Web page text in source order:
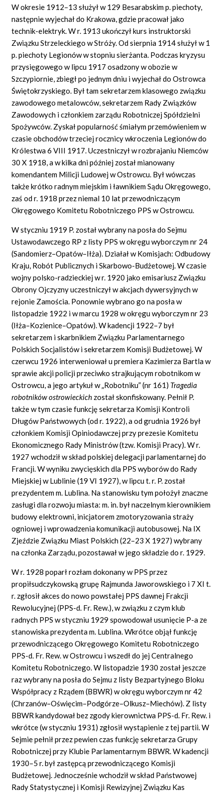
W okresie 1912–13 służył w 129 Besarabskim p. piechoty,
następnie wyjechał do Krakowa, gdzie pracował jako
technik-elektryk. W r. 1913 ukończył kurs instruktorski
Związku Strzeleckiego w Stróży. Od sierpnia 1914 służył w 1
p. piechoty Legionów w stopniu sierżanta. Podczas kryzysu
przysięgowego w lipcu 1917 osadzony w obozie w
Szczypiornie, zbiegł po jednym dniu i wyjechał do Ostrowca
Świętokrzyskiego. Był tam sekretarzem klasowego związku
zawodowego metalowców, sekretarzem Rady Związków
Zawodowych i członkiem zarządu Robotniczej Spółdzielni
Spożywców. Zyskał popularność śmiałym przemówieniem w
czasie obchodów trzeciej rocznicy wkroczenia Legionów do
Królestwa 6 VIII 1917. Uczestniczył w rozbrajaniu Niemców
30 X 1918, a w kilka dni później został mianowany
komendantem Milicji Ludowej w Ostrowcu. Był wówczas
także krótko radnym miejskim i ławnikiem Sądu Okręgowego,
zaś od r. 1918 przez niemal 10 lat przewodniczącym
Okręgowego Komitetu Robotniczego PPS w Ostrowcu.
W styczniu 1919 P. został wybrany na posła do Sejmu
Ustawodawczego RP z listy PPS w okręgu wyborczym nr 24
(Sandomierz–Opatów–Iłża). Działał w Komisjach: Odbudowy
Kraju, Robót Publicznych i Skarbowo-Budżetowej. W czasie
wojny polsko-radzieckiej w r. 1920 jako emisariusz Związku
Obrony Ojczyzny uczestniczył w akcjach dywersyjnych w
rejonie Zamościa. Ponownie wybrano go na posła w
listopadzie 1922 i w marcu 1928 w okręgu wyborczym nr 23
(Iłża–Kozienice–Opatów). W kadencji 1922–7 był
sekretarzem i skarbnikiem Związku Parlamentarnego
Polskich Socjalistów i sekretarzem Komisji Budżetowej. W
czerwcu 1926 interweniował u premiera Kazimierza Bartla w
sprawie akcji policji przeciwko strajkującym robotnikom w
Ostrowcu, a jego artykuł w „Robotniku” (nr 161) Tragedia
robotników ostrowieckich został skonfiskowany. Pełnił P.
także w tym czasie funkcję sekretarza Komisji Kontroli
Długów Państwowych (od r. 1922), a od grudnia 1926 był
członkiem Komisji Opiniodawczej przy prezesie Komitetu
Ekonomicznego Rady Ministrów (tzw. Komisji Pracy). W r.
1927 wchodził w skład polskiej delegacji parlamentarnej do
Francji. W wyniku zwycięskich dla PPS wyborów do Rady
Miejskiej w Lublinie (19 VI 1927), w lipcu t. r. P. został
prezydentem m. Lublina. Na stanowisku tym położył znaczne
zasługi dla rozwoju miasta: m. in. był naczelnym kierownikiem
budowy elektrowni, inicjatorem zmotoryzowania straży
ogniowej i wprowadzenia komunikacji autobusowej. Na IX
Zjeździe Związku Miast Polskich (22–23 X 1927) wybrany
na członka Zarządu, pozostawał w jego składzie do r. 1929.
W r. 1928 poparł rozłam dokonany w PPS przez
propiłsudczykowską grupę Rajmunda Jaworowskiego i 7 XI t.
r. zgłosił akces do nowo powstałej PPS dawnej Frakcji
Rewolucyjnej (PPS-d. Fr. Rew.), w związku z czym klub
radnych PPS w styczniu 1929 spowodował usunięcie P-a ze
stanowiska prezydenta m. Lublina. Wkrótce objął funkcję
przewodniczącego Okręgowego Komitetu Robotniczego
PPS-d. Fr. Rew. w Ostrowcu i wszedł do jej Centralnego
Komitetu Robotniczego. W listopadzie 1930 został jeszcze
raz wybrany na posła do Sejmu z listy Bezpartyjnego Bloku
Współpracy z Rządem (BBWR) w okręgu wyborczym nr 42
(Chrzanów–Oświęcim–Podgórze–Olkusz–Miechów). Z listy
BBWR kandydował bez zgody kierownictwa PPS-d. Fr. Rew. i
wkrótce (w styczniu 1931) zgłosił wystąpienie z tej partii. W
Sejmie pełnił przez pewien czas funkcję sekretarza Grupy
Robotniczej przy Klubie Parlamentarnym BBWR. W kadencji
1930–5 r. był zastępcą przewodniczącego Komisji
Budżetowej. Jednocześnie wchodził w skład Państwowej
Rady Statystycznej i Komisji Rewizyjnej Związku Kas